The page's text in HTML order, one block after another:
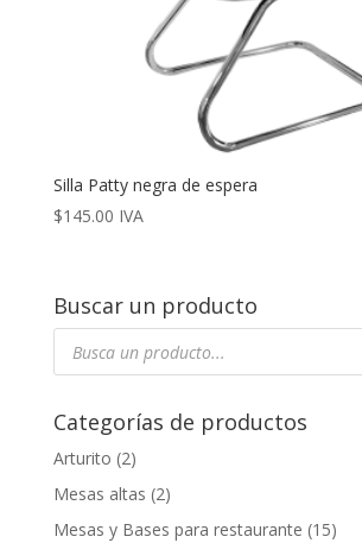
Silla Patty negra de espera
$145.00 IVA
Buscar un producto
Búsqueda
productos
Categorías de productos
Arturito (2)
Mesas altas (2)
Mesas y Bases para restaurante (15)